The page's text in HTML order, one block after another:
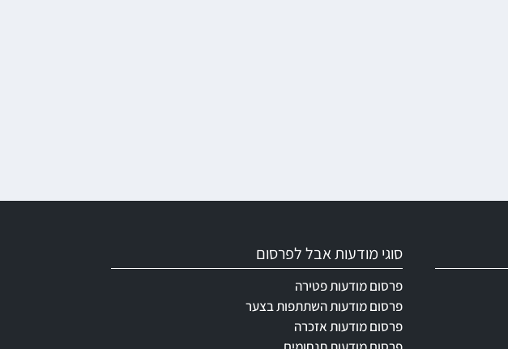
סוגי מודעות אבל לפרסום
פרסום מודעות פטירה
פרסום מודעות השתתפות בצער
פרסום מודעות אזכרה